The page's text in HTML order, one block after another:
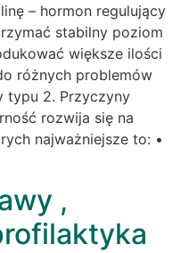
– hormon regulujący
stabilny poziom
większe ilości
różnych problemów
typu 2. Przyczyny
rozwija się na
najważniejsze to: •
,